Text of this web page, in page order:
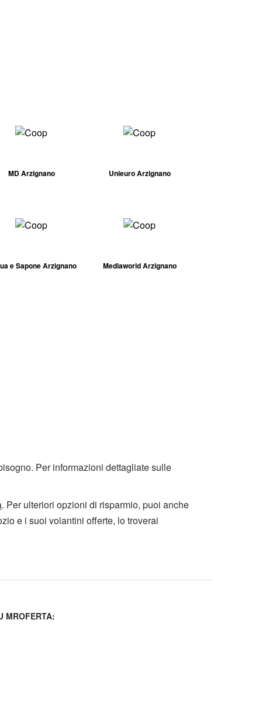
MD Arzignano Unieuro Arzignano
e Sapone Arzignano Mediaworld Arzignano
Per informazioni dettagliate sulle
. Per ulteriori opzioni di risparmio, puoi anche
e i suoi volantini offerte, lo troverai
MROFERTA: